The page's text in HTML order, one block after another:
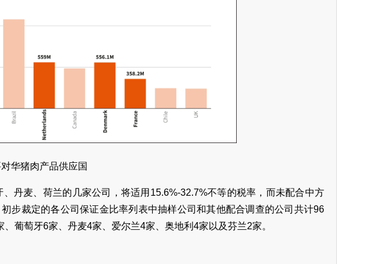
华猪肉产品供应国
丹麦、荷兰的几家公司，将适用15.6%-32.7%不等的税率，而未配合中方
步裁定的各公司保证金比率列表中抽样公司和其他配合调查的公司共计96
葡萄牙6家、丹麦4家、爱尔兰4家、奥地利4家以及芬兰2家。